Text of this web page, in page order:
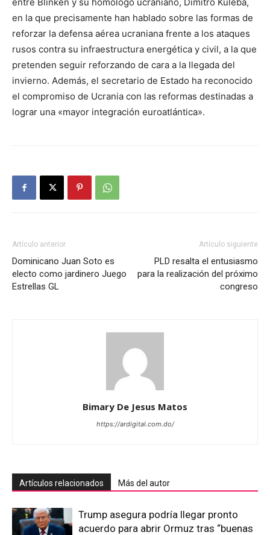
en la que precisamente han hablado sobre las formas de
reforzar la defensa aérea ucraniana frente a los ataques
rusos contra su infraestructura energética y civil, a la que
pretenden seguir reforzando de cara a la llegada del
invierno. Además, el secretario de Estado ha reconocido
el compromiso de Ucrania con las reformas destinadas a
lograr una «mayor integración euroatlántica».
Artículo anterior
Dominicano Juan Soto es
electo como jardinero Juego
Estrellas GL
Artículo siguiente
PLD resalta el entusiasmo
para la realización del próximo
congreso
Bimary De Jesus Matos
https://ardigital.com.do/
Artículos relacionados Más del autor
Trump asegura podría llegar pronto
acuerdo para abrir Ormuz tras “buenas